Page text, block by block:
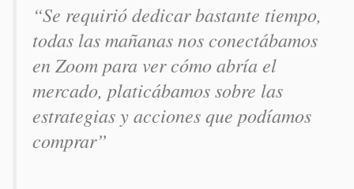
“Se requirió dedicar bastante tiempo,
todas las mañanas nos conectábamos
en Zoom para ver cómo abría el
mercado, platicábamos sobre las
estrategias y acciones que podíamos
comprar”